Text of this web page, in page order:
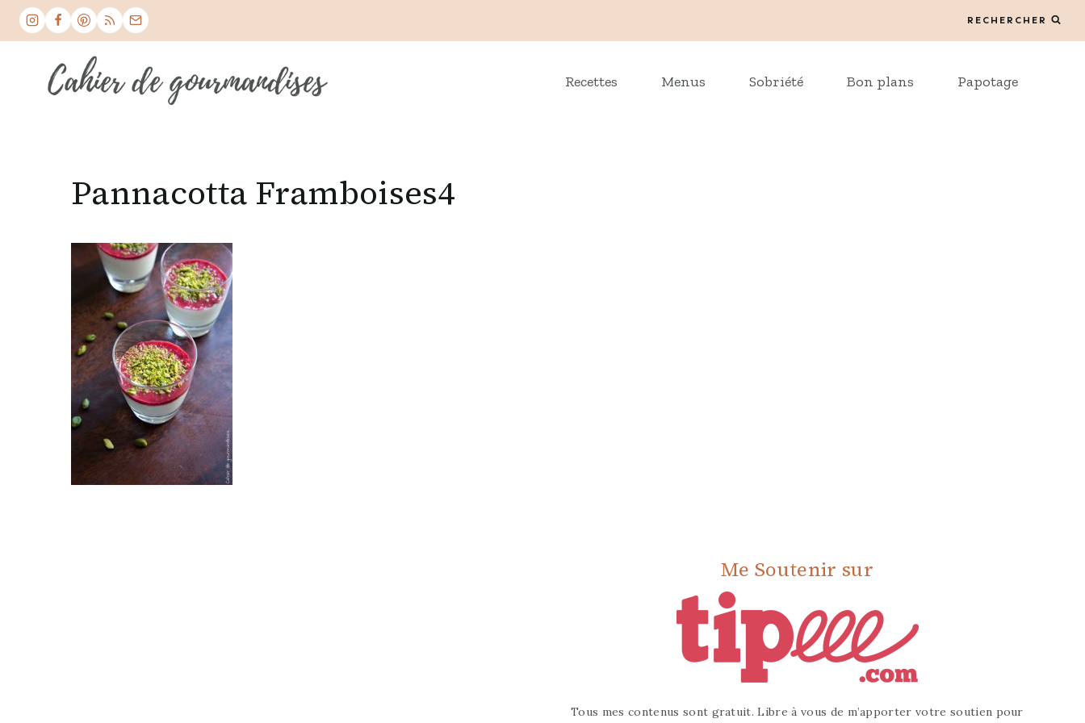
Skip
RECHERCHER
Recettes Menus Sobriété Bon plans Papotage
Pannacotta Framboises4
Me Soutenir sur
Tous mes contenus sont gratuit. Libre à vous de m’apporter votre soutien pour